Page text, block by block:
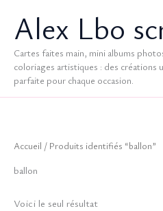
contenuAlex Lbo
Cartes faites main, mini albums
coloriages artistiques : des créations
parfaite pour chaque occasion.
Accueil / Produits identifiés “ballon”
ballon
Voici le seul résultat